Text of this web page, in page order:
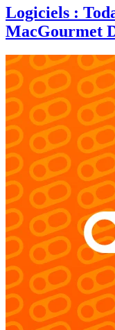
Logiciels :
MacGourmet